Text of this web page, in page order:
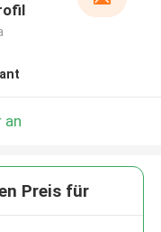
an
Preis für